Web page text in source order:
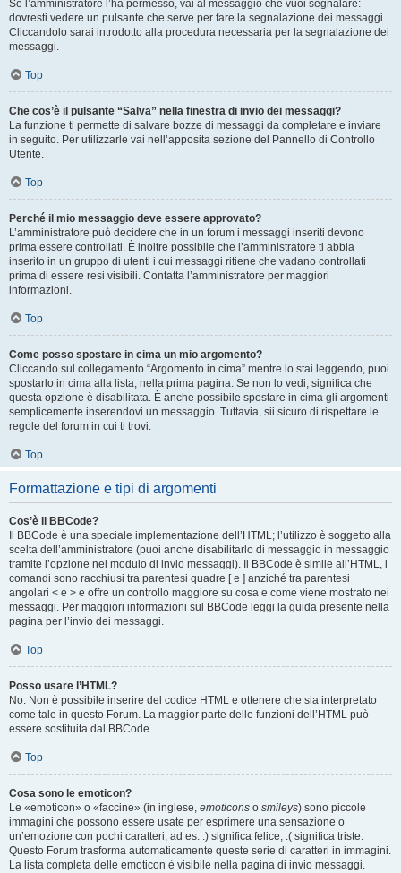
Se l’amministratore l’ha permesso, vai al messaggio che vuoi segnalare:
dovresti vedere un pulsante che serve per fare la segnalazione dei messaggi.
Cliccandolo sarai introdotto alla procedura necessaria per la segnalazione dei
messaggi.
Top
Che cos’è il pulsante “Salva” nella finestra di invio dei messaggi?
La funzione ti permette di salvare bozze di messaggi da completare e inviare
in seguito. Per utilizzarle vai nell’apposita sezione del Pannello di Controllo
Utente.
Top
Perché il mio messaggio deve essere approvato?
L’amministratore può decidere che in un forum i messaggi inseriti devono
prima essere controllati. È inoltre possibile che l’amministratore ti abbia
inserito in un gruppo di utenti i cui messaggi ritiene che vadano controllati
prima di essere resi visibili. Contatta l’amministratore per maggiori
informazioni.
Top
Come posso spostare in cima un mio argomento?
Cliccando sul collegamento “Argomento in cima” mentre lo stai leggendo, puoi
spostarlo in cima alla lista, nella prima pagina. Se non lo vedi, significa che
questa opzione è disabilitata. È anche possibile spostare in cima gli argomenti
semplicemente inserendovi un messaggio. Tuttavia, sii sicuro di rispettare le
regole del forum in cui ti trovi.
Top
Formattazione e tipi di argomenti
Cos’è il BBCode?
Il BBCode è una speciale implementazione dell’HTML; l’utilizzo è soggetto alla
scelta dell’amministratore (puoi anche disabilitarlo di messaggio in messaggio
tramite l’opzione nel modulo di invio messaggi). Il BBCode è simile all’HTML, i
comandi sono racchiusi tra parentesi quadre [ e ] anziché tra parentesi
angolari < e > e offre un controllo maggiore su cosa e come viene mostrato nei
messaggi. Per maggiori informazioni sul BBCode leggi la guida presente nella
pagina per l’invio dei messaggi.
Top
Posso usare l’HTML?
No. Non è possibile inserire del codice HTML e ottenere che sia interpretato
come tale in questo Forum. La maggior parte delle funzioni dell’HTML può
essere sostituita dal BBCode.
Top
Cosa sono le emoticon?
Le «emoticon» o «faccine» (in inglese, emoticons o smileys) sono piccole
immagini che possono essere usate per esprimere una sensazione o
un’emozione con pochi caratteri; ad es. :) significa felice, :( significa triste.
Questo Forum trasforma automaticamente queste serie di caratteri in immagini.
La lista completa delle emoticon è visibile nella pagina di invio messaggi.